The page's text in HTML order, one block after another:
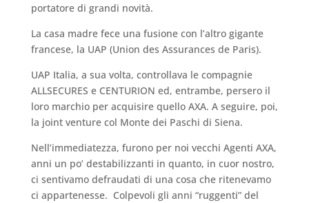
portatore di grandi novità.
La casa madre fece una fusione con l’altro gigante
francese, la UAP (Union des Assurances de Paris).
UAP Italia, a sua volta, controllava le compagnie
ALLSECURES e CENTURION ed, entrambe, persero il
loro marchio per acquisire quello AXA. A seguire, poi,
la joint venture col Monte dei Paschi di Siena.
Nell’immediatezza, furono per noi vecchi Agenti AXA,
anni un po’ destabilizzanti in quanto, in cuor nostro,
ci sentivamo defraudati di una cosa che ritenevamo
ci appartenesse. Colpevoli gli anni “ruggenti” del